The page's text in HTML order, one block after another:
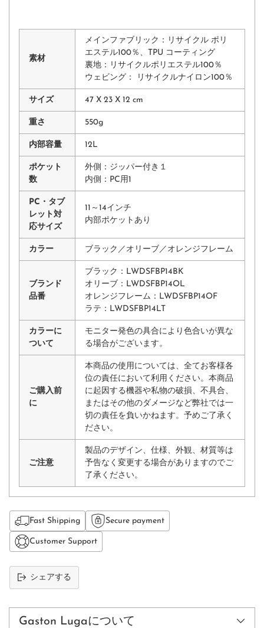
素材
メインファブリック：リサイクル ポリ
エステル100％、TPU コーティング
裏地：リサイクルポリエステル100％
ウェビング： リサイクルナイロン100％
サイズ 47 X 23 X 12 cm
重さ 550g
内部容量 12L
ポケット
数
外側：ジッパー付き１
内側：PC用1
PC・タブ
レット対
応サイズ
11～14インチ
内部ポケットあり
カラー ブラック／オリーブ／オレンジフレーム
ブランド
品番
ブラック：LWDSFBP14BK
オリーブ：LWDSFBP14OL
オレンジフレーム： LWDSFBP14OF
ラテ：LWDSFBP14LT
カラーに
ついて
モニター発色の具合により色合いが異な
る場合がございます。
ご購入前
に
本商品の使用については、全てお客様各
位の責任において利用ください。本商品
に起因する機器や私物の破損、不具合、
またはその他のダメージなど弊社では一
切の責任を負いかねます。予めご了承く
ださい。
ご注意
製品のデザイン、仕様、外観、材質等は
予告なく変更する場合がありますのでご
了承ください。
Fast Shipping Secure payment
Customer Support
シェアする
ー
Gaston Lugaについて